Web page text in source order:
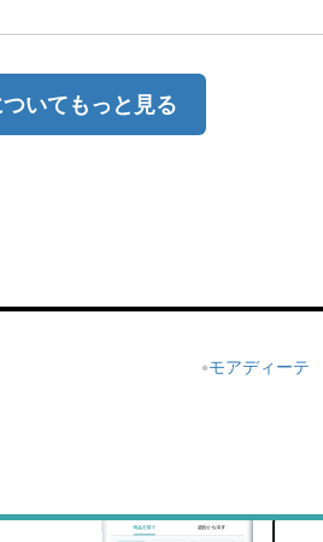
いてもっと見る
モアディーテ